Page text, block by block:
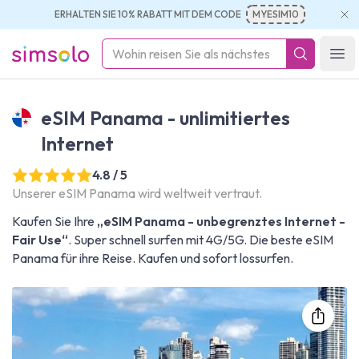
ERHALTEN SIE 10% RABATT MIT DEM CODE MYESIM10
simsolo
eSIM Panama - unlimitiertes
Internet
4.8 / 5
Unserer eSIM Panama wird weltweit vertraut.
Kaufen Sie Ihre „eSIM Panama - unbegrenztes Internet -
Fair Use“. Super schnell surfen mit 4G/5G. Die beste eSIM
Panama für ihre Reise. Kaufen und sofort lossurfen.